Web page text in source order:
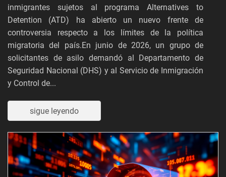
inmigrantes sujetos al programa Alternatives to
Detention (ATD) ha abierto un nuevo frente de
controversia respecto a los límites de la política
migratoria del país.En junio de 2026, un grupo de
solicitantes de asilo demandó al Departamento de
Seguridad Nacional (DHS) y al Servicio de Inmigración
y Control de...
sigue leyendo